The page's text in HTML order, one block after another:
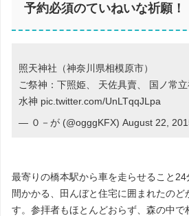
予約必須のていねいな祈願！
照天神社（神奈川県相模原市）
ご祭神：下照姫、 天佐具賣、 国ノ常立
水神 pic.twitter.com/UnLTqqJLpa
— ０－が (@ogggKFX) August 22,
最寄りの橋本駅から車を走らせること
間かかる、田んぼと住宅に囲まれたのど
す。参拝者もほとんどおらず、森の中で